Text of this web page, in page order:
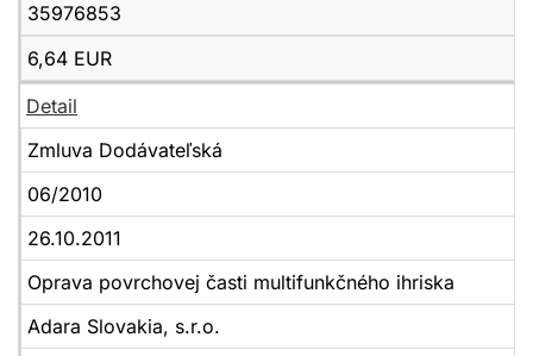
35976853
6,64 EUR
Detail
Zmluva Dodávateľská
06/2010
26.10.2011
Oprava povrchovej časti multifunkčného ihriska
Adara Slovakia, s.r.o.